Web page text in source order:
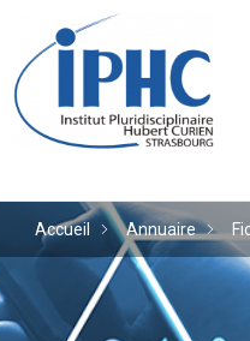
Institut
Accueil Annuaire